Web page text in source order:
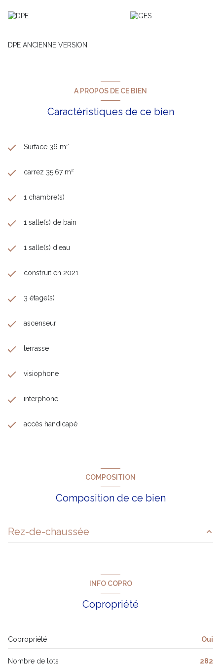
sont disponibles sur le site Géorisques -
DPE ANCIENNE VERSION
A PROPOS DE CE BIEN
Caractéristiques de ce bien
Surface 36 m²
carrez 35,67 m²
1 chambre(s)
1 salle(s) de bain
1 salle(s) d'eau
construit en 2021
3 étage(s)
ascenseur
terrasse
visiophone
interphone
accès handicapé
COMPOSITION
Composition de ce bien
Rez-de-chaussée
INFO COPRO
Copropriété
Copropriété Oui
Nombre de lots 282